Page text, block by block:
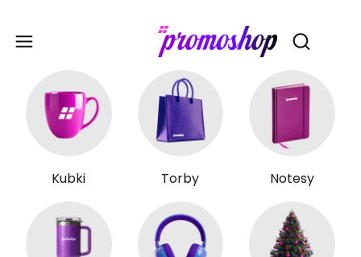
Otwórz
Kubki Torby Notesy